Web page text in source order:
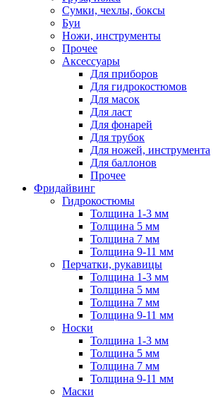
Сумки, чехлы, боксы
Буи
Ножи, инструменты
Прочее
Аксессуары
Для приборов
Для гидрокостюмов
Для масок
Для ласт
Для фонарей
Для трубок
Для ножей, инструмента
Для баллонов
Прочее
Фридайвинг
Гидрокостюмы
Толщина 1-3 мм
Толщина 5 мм
Толщина 7 мм
Толщина 9-11 мм
Перчатки, рукавицы
Толщина 1-3 мм
Толщина 5 мм
Толщина 7 мм
Толщина 9-11 мм
Носки
Толщина 1-3 мм
Толщина 5 мм
Толщина 7 мм
Толщина 9-11 мм
Маски